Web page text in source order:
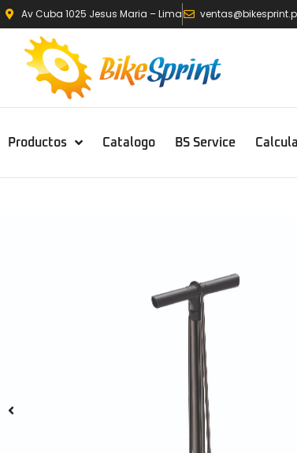
Av Cuba 1025 Jesus Maria – Lima
Productos Catalogo BS Service